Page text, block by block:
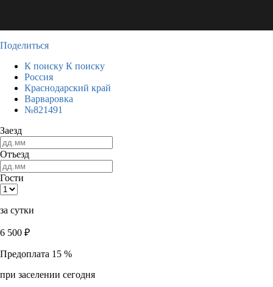
Поделиться
К поиску К поиску
Россия
Краснодарский край
Варваровка
№821491
Заезд
Отъезд
Гости
за сутки
6 500 ₽
Предоплата 15 %
при заселении сегодня